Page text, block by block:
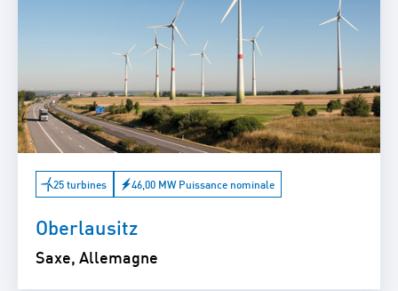
25 turbines 46,00 MW Puissance nominale
Oberlausitz
Saxe, Allemagne